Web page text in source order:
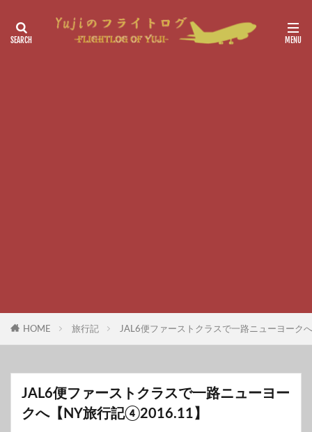
HOME 旅行記 JAL6便ファーストクラスで一路ニューヨー
JAL6便ファーストクラスで一路ニューヨー
クへ【NY旅行記④2016.11】